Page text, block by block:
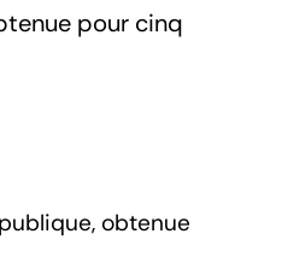
pour cinq
obtenue